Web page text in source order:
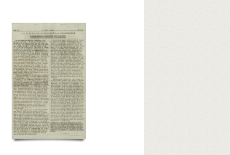
kammersanger
skuespiller
Munck, Ebbe, redaktør
Paludan-Müller, Svend, oberst
R
Radiohuset
Schalburgtage
Seraphis, oberst
Statens Udvandringskontor
Jacobsen, Eigil, politiker
Tokio
Vestfronten
Vor Frue Kirke, Kbh.
Ægypten
Ø